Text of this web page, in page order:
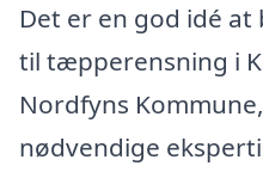
Det er en god idé
til tæpperensning i
Nordfyns
nødvendige